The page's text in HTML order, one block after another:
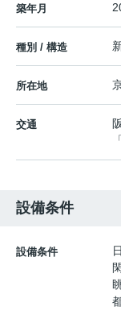
築年月
種別 / 構造
所在地
交通
設備条件
設備条件